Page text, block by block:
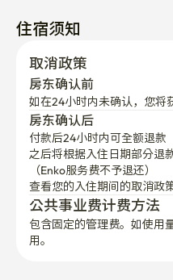
住宿须知
取消政策
房东确认前
如在24小时内未确认，您将
房东确认后
付款后24小时内可全额退款
之后将根据入住日期部分退款
（Enko服务费不予退还）
查看您的入住期间的取消政
公共事业费计费方法
包含固定的管理费。如使用
用。